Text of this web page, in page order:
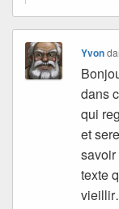
Yvon
dans
qui
et
texte